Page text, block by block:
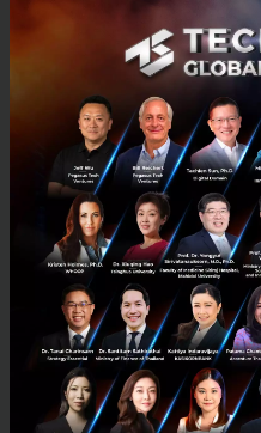
AddVentures by SCG
Partners, focusing on
AddVentures, the corporate
announced its first investment
stage venture capital firm,
October 9, 2017 | ByTechsauce Team